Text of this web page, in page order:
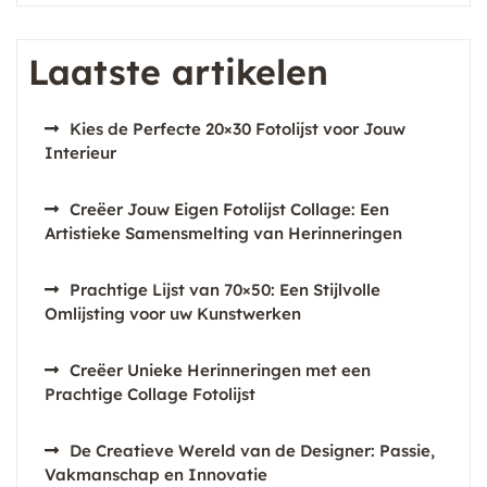
Laatste artikelen
Kies de Perfecte 20×30 Fotolijst voor Jouw
Interieur
Creëer Jouw Eigen Fotolijst Collage: Een
Artistieke Samensmelting van Herinneringen
Prachtige Lijst van 70×50: Een Stijlvolle
Omlijsting voor uw Kunstwerken
Creëer Unieke Herinneringen met een
Prachtige Collage Fotolijst
De Creatieve Wereld van de Designer: Passie,
Vakmanschap en Innovatie